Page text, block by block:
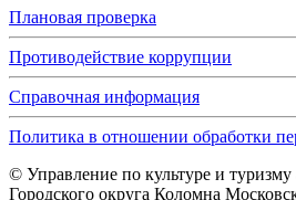
Плановая проверка
Противодействие коррупции
Справочная информация
Политика в отношении обработки
© Управление по культуре и
Городского округа Коломна